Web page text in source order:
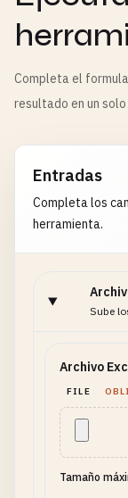
Completa el
resultado en un
Entradas
Completa los
herramienta.
Sube
Archivo
FILE
Tamaño